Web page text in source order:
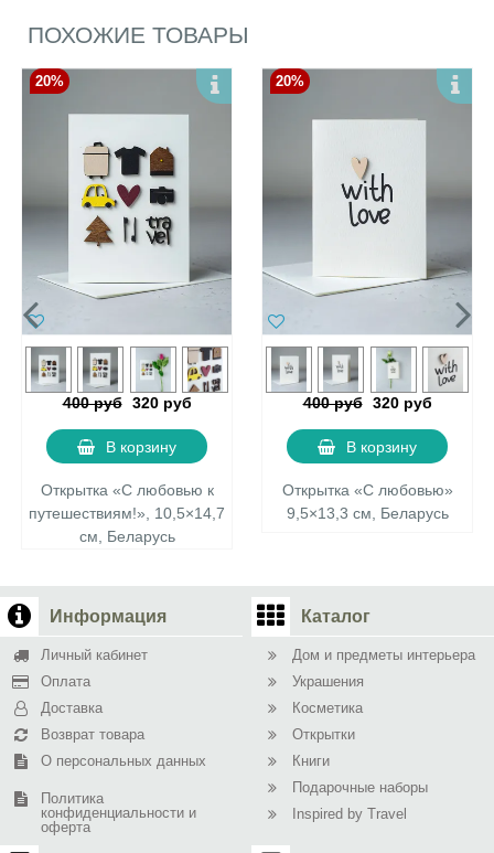
ПОХОЖИЕ ТОВАРЫ
20%
400 руб 320 руб
В корзину
Открытка «С любовью к
путешествиям!», 10,5×14,7
см, Беларусь
20%
400 руб 320 руб
В корзину
Открытка «С любовью»
9,5×13,3 см, Беларусь
Информация
Личный кабинет
Оплата
Доставка
Возврат товара
О персональных данных
Политика
конфиденциальности и
оферта
Каталог
Дом и предметы интерьера
Украшения
Косметика
Открытки
Книги
Подарочные наборы
Inspired by Travel